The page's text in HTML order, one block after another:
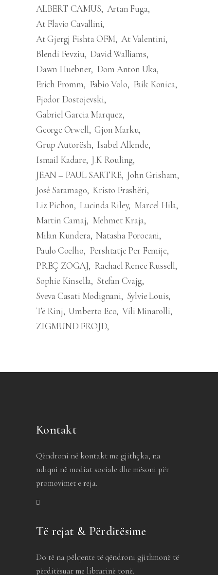
ALBERT CAMUS Artan Fuga
At Flavio Cavallini
At Gjergj Fishta OFM At Valentini
Blendi Fevziu David Walliams
Dawn Huebner Dom Anton Uka
Erich Fromm
Fabio Volo
Faik Konica
Fjodor Dostojevski
Gabriel Garcia Marquez
George Orwell Gjon Marku
Grup Autorësh Isabel Allende
Ismail Kadare J.K Rouling
JEAN – PAUL SARTRE John Grisham
José Saramago Kristo Frashëri
Liz Pichon Lucinda Riley Marcel Hila
Martin Camaj
Mehmet Kraja
Milan Kundera Natasha Porocani
Paulo Coelho
Pershtatje Per Femije
PREÇ ZOGAJ
Rachael Renee Russell
Sophie Kinsella Stefan Cvajg
Sveva Casati Modignani
Sylvie Louis
Të Rinj Umberto Eco Vili Minarolli
ZIGMUND FROJD
Kontakt
Qëndroni në kontakt me gjithçka, na
ndiqni në mediat sociale dhe mësoni për
promovimet e reja.
Të rejat & Përditësime
Do të na pëlqente të qëndroni gjithmonë të
përditësuar me librarinë tonë.